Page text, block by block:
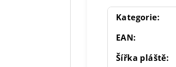
Kategorie:
EAN:
Šířka pláště: